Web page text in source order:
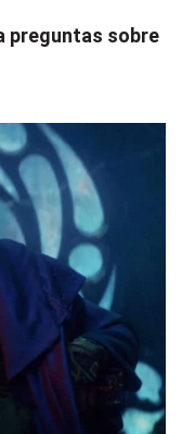
preguntas sobre